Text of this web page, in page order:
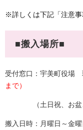
※詳しくは下記「注意事
■搬入場所■
受付窓口：宇美町役場
まで）
（土日祝、お盆、年
搬入日時​：月曜日～金